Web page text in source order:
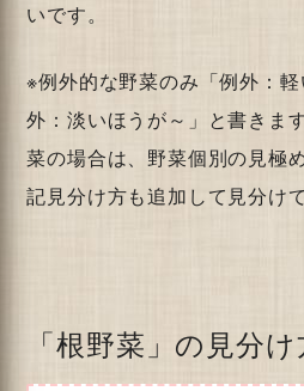
いです。
※例外的な野菜のみ「例外：
外：淡いほうが～」と書きま
菜の場合は、野菜個別の見極
記見分け方も追加して見分け
「根野菜」の見分